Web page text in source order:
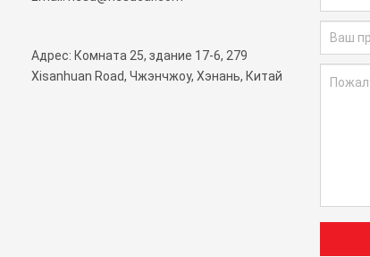
Адрес: Комната 25, здание 17-6, 279
Xisanhuan Road, Чжэнчжоу, Хэнань, Китай